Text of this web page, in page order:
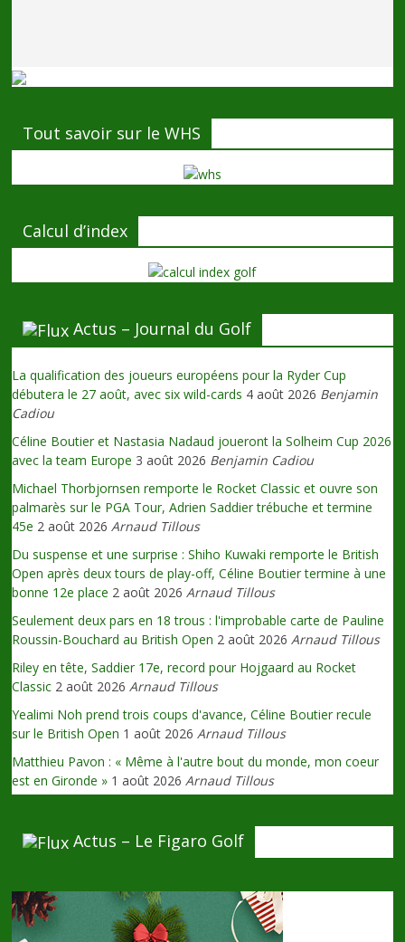
Tout savoir sur le WHS
Calcul d’index
Actus – Journal du Golf
La qualification des joueurs européens pour la Ryder Cup
débutera le 27 août, avec six wild-cards 4 août 2026 Benjamin
Cadiou
Céline Boutier et Nastasia Nadaud joueront la Solheim Cup 2026
avec la team Europe 3 août 2026 Benjamin Cadiou
Michael Thorbjornsen remporte le Rocket Classic et ouvre son
palmarès sur le PGA Tour, Adrien Saddier trébuche et termine
45e 2 août 2026 Arnaud Tillous
Du suspense et une surprise : Shiho Kuwaki remporte le British
Open après deux tours de play-off, Céline Boutier termine à une
bonne 12e place 2 août 2026 Arnaud Tillous
Seulement deux pars en 18 trous : l'improbable carte de Pauline
Roussin-Bouchard au British Open 2 août 2026 Arnaud Tillous
Riley en tête, Saddier 17e, record pour Hojgaard au Rocket
Classic 2 août 2026 Arnaud Tillous
Yealimi Noh prend trois coups d'avance, Céline Boutier recule
sur le British Open 1 août 2026 Arnaud Tillous
Matthieu Pavon : « Même à l'autre bout du monde, mon coeur
est en Gironde » 1 août 2026 Arnaud Tillous
Actus – Le Figaro Golf